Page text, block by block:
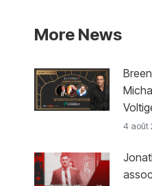
More News
4 août